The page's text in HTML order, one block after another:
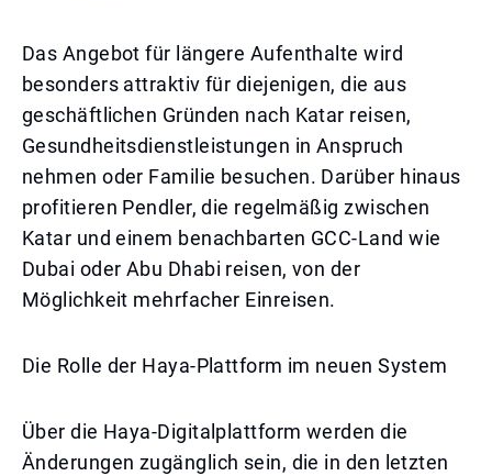
Das Angebot für längere Aufenthalte wird
besonders attraktiv für diejenigen, die aus
geschäftlichen Gründen nach Katar reisen,
Gesundheitsdienstleistungen in Anspruch
nehmen oder Familie besuchen. Darüber hinaus
profitieren Pendler, die regelmäßig zwischen
Katar und einem benachbarten GCC-Land wie
Dubai oder Abu Dhabi reisen, von der
Möglichkeit mehrfacher Einreisen.
Die Rolle der Haya-Plattform im neuen System
Über die Haya-Digitalplattform werden die
Änderungen zugänglich sein, die in den letzten